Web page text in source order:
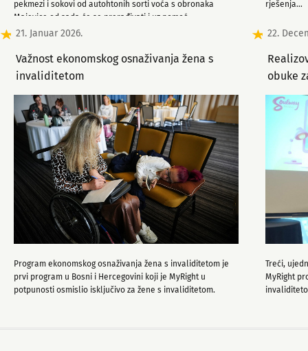
pekmezi i sokovi od autohtonih sorti voća s obronaka
Majevice od sada će se prerađivati i uz pomoć
automatskog duplikatora.
rješenja...
21. Januar 2026.
Važnost ekonomskog osnaživanja žena s
invaliditetom
Program ekonomskog osnaživanja žena s invaliditetom je
prvi program u Bosni i Hercegovini koji je MyRight u
potpunosti osmislio isključivo za žene s invaliditetom.
22.
obuke
Treći,
MyRight